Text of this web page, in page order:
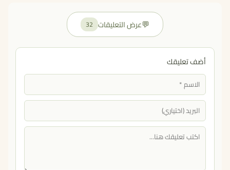
💬عرض التعليقات 32
أضف تعليقك